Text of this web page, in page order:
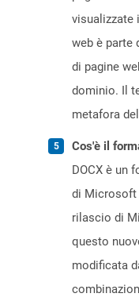
visualizzate
web è parte
di pagine
dominio. Il
metafora
Cos'è il
DOCX è un
di Microsoft
rilascio di
questo
modificata